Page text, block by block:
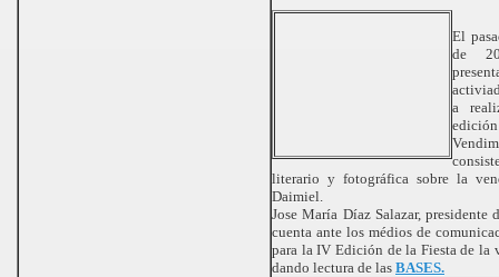
El
de
a
literario y fotográfica sobre la
Daimiel.
Jose María Díaz Salazar, presidente
cuenta ante los médios de
para la IV Edición de la Fiesta de la
dando lectura de las BASES.